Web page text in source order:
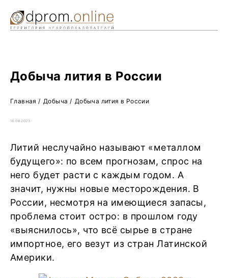
Добыча лития в России
Главная / Добыча / Добыча лития в России
18.08.2023
Литий неслучайно называют «металлом
будущего»: по всем прогнозам, спрос на
него будет расти с каждым годом. А
значит, нужны новые месторождения. В
России, несмотря на имеющиеся запасы,
проблема стоит остро: в прошлом году
«выяснилось», что всё сырье в стране
импортное, его везут из стран Латинской
Америки.